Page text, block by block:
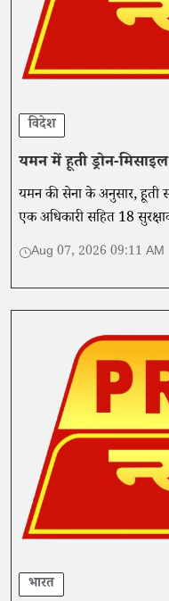
विदेश
यमन में हूती ड्रोन-
यमन की सेना के अनुसार, हूती
एक अधिकारी सहित 18
Aug 07, 2026 09:11 AM
भारत